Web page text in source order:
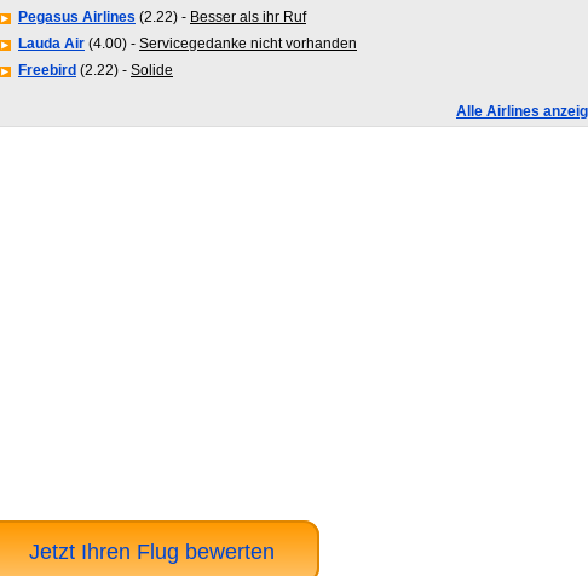
Pegasus Airlines (2.22) - Besser als ihr Ruf
Lauda Air (4.00) - Servicegedanke nicht vorhanden
Freebird (2.22) - Solide
Alle Airlines
Jetzt Ihren Flug bewerten